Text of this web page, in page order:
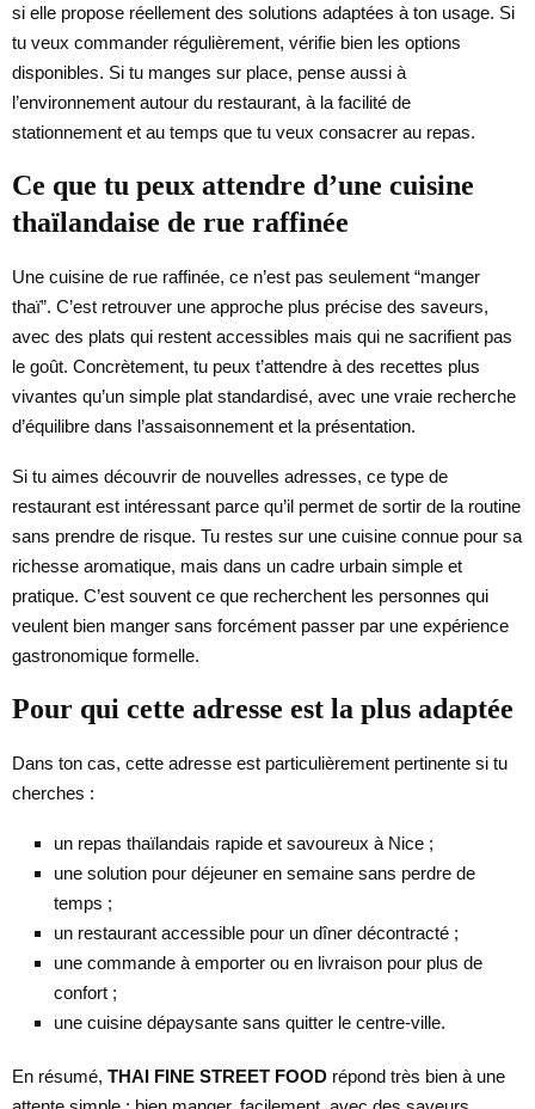
si elle propose réellement des solutions adaptées à ton usage. Si
tu veux commander régulièrement, vérifie bien les options
disponibles. Si tu manges sur place, pense aussi à
l’environnement autour du restaurant, à la facilité de
stationnement et au temps que tu veux consacrer au repas.
Ce que tu peux attendre d’une cuisine
thaïlandaise de rue raffinée
Une cuisine de rue raffinée, ce n’est pas seulement “manger
thaï”. C’est retrouver une approche plus précise des saveurs,
avec des plats qui restent accessibles mais qui ne sacrifient pas
le goût. Concrètement, tu peux t’attendre à des recettes plus
vivantes qu’un simple plat standardisé, avec une vraie recherche
d’équilibre dans l’assaisonnement et la présentation.
Si tu aimes découvrir de nouvelles adresses, ce type de
restaurant est intéressant parce qu’il permet de sortir de la routine
sans prendre de risque. Tu restes sur une cuisine connue pour sa
richesse aromatique, mais dans un cadre urbain simple et
pratique. C’est souvent ce que recherchent les personnes qui
veulent bien manger sans forcément passer par une expérience
gastronomique formelle.
Pour qui cette adresse est la plus adaptée
Dans ton cas, cette adresse est particulièrement pertinente si tu
cherches :
un repas thaïlandais rapide et savoureux à Nice ;
une solution pour déjeuner en semaine sans perdre de
temps ;
un restaurant accessible pour un dîner décontracté ;
une commande à emporter ou en livraison pour plus de
confort ;
une cuisine dépaysante sans quitter le centre-ville.
En résumé, THAI FINE STREET FOOD répond très bien à une